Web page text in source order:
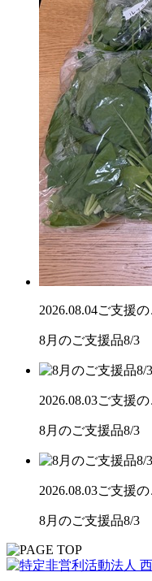
2026.08.04ご支援
8月のご支援品8/3
2026.08.03ご支援
8月のご支援品8/3
2026.08.03ご支援
8月のご支援品8/3